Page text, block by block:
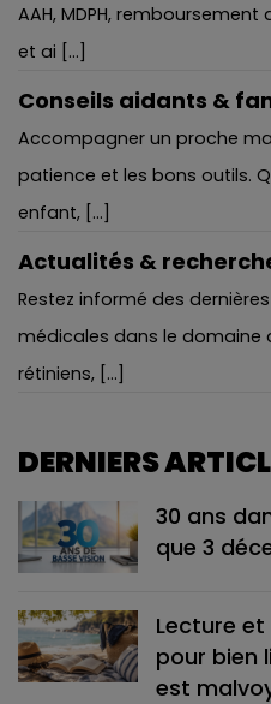
AAH, MDPH,
et ai [...]
Conseils aidants &
Accompagner un proche
patience et les bons outils.
enfant, [...]
Actualités &
Restez informé des
médicales dans le domaine
rétiniens, [...]
DERNIERS
30 ans
que 3
Lecture
pour bien
est